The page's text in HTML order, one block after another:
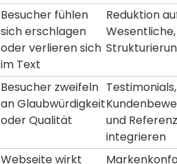
Besucher fühlen
sich erschlagen
oder verlieren sich
im Text
Reduktion
Besucher zweifeln
an Glaubwürdigkeit
oder Qualität
Testimonials,
und
integrieren
Webseite wirkt